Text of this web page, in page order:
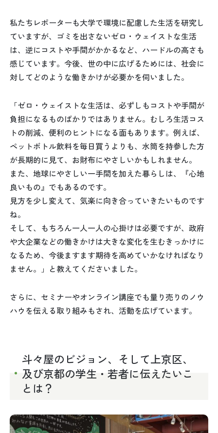
私たちレポーターも大学で環境に配慮した生活を研究し
ていますが、ゴミを出さないゼロ・ウェイストな生活
は、逆にコストや手間がかかるなど、ハードルの高さも
感じています。今後、世の中に広げるためには、社会に
対してどのような働きかけが必要かを伺いました。
「ゼロ・ウェイストな生活は、必ずしもコストや手間が
負担になるものばかりではありません。むしろ生活コス
トの削減、便利のヒントになる面もあります。例えば、
ペットボトル飲料を毎日買うよりも、水筒を持参した方
が長期的に見て、お財布にやさしいかもしれません。
また、地球にやさしい一手間を加えた暮らしは、『心地
良いもの』でもあるのです。
見方を少し変えて、気楽に向き合っていきたいものです
ね。
そして、もちろん一人一人の心掛けは必要ですが、政府
や大企業などの働きかけは大きな変化を生むきっかけに
なるため、今後ますます期待を高めていかなければなり
ません。」と教えてくださいました。
さらに、セミナーやオンライン講座でも量り売りのノウ
ハウを伝える取り組みもされ、活動を広げています。
斗々屋のビジョン、そして上京区、
及び京都の学生・若者に伝えたいこ
とは？